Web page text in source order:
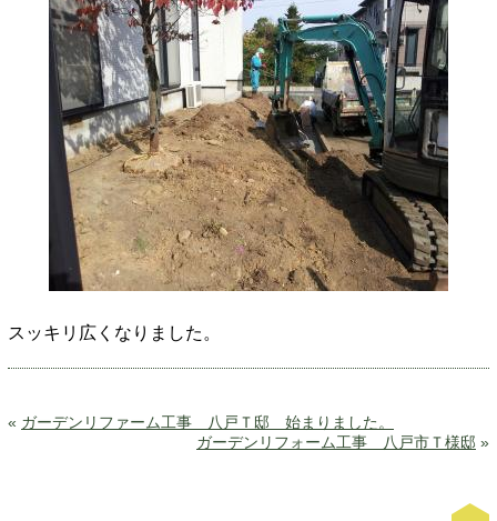
スッキリ広くなりました。
« ガーデンリファーム工事 八戸Ｔ邸 始まりました。
ガーデンリフォーム工事 八戸市Ｔ様邸 »